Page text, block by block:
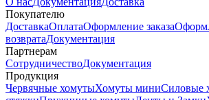
Покупателю
ДоставкаОплатаОформление заказа
возвратаДокументация
Партнерам
СотрудничествоДокументация
Продукция
Червячные хомутыХомуты миниСиловые